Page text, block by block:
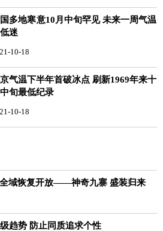
多地寒意10月中旬罕见 未来一周气温
迷
10-18
气温下半年首破冰点 刷新1969年来十
旬最低纪录
10-18
域恢复开放——神奇九寨 盛装归来
趋势 防止同质追求个性